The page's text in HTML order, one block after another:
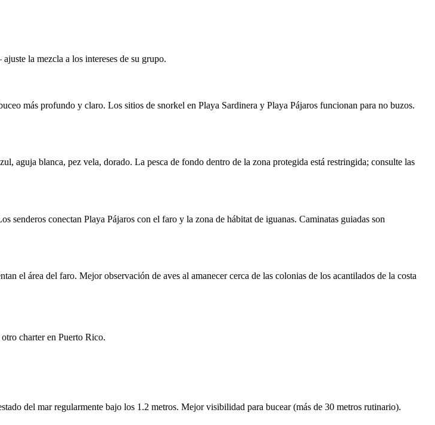
la mezcla a los intereses de su grupo.
más profundo y claro. Los sitios de snorkel en Playa Sardinera y Playa Pájaros funcionan para no buzos.
aguja blanca, pez vela, dorado. La pesca de fondo dentro de la zona protegida está restringida; consulte las
conectan Playa Pájaros con el faro y la zona de hábitat de iguanas. Caminatas guiadas son
el área del faro. Mejor observación de aves al amanecer cerca de las colonias de los acantilados de la costa
charter en Puerto Rico.
del mar regularmente bajo los 1.2 metros. Mejor visibilidad para bucear (más de 30 metros rutinario).